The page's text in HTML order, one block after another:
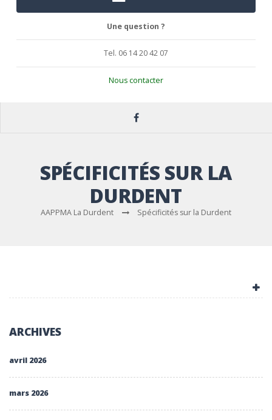
Une question ?
Tel. 06 14 20 42 07
Nous contacter
SPÉCIFICITÉS SUR LA
DURDENT
AAPPMA La Durdent Spécificités sur la Durdent
ARCHIVES
avril 2026
mars 2026